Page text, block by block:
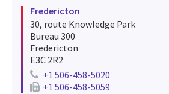
Fredericton
30, route Knowledge Park
Bureau 300
Fredericton
E3C 2R2
+1 506-458-5020
Telephone number for fredericton
+1 506-458-5059